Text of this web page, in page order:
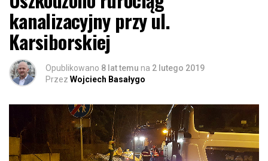
kanalizacyjny przy ul.
Karsiborskiej
Opublikowano 8 lat temu na 2 lutego 2019
Przez Wojciech Basałygo